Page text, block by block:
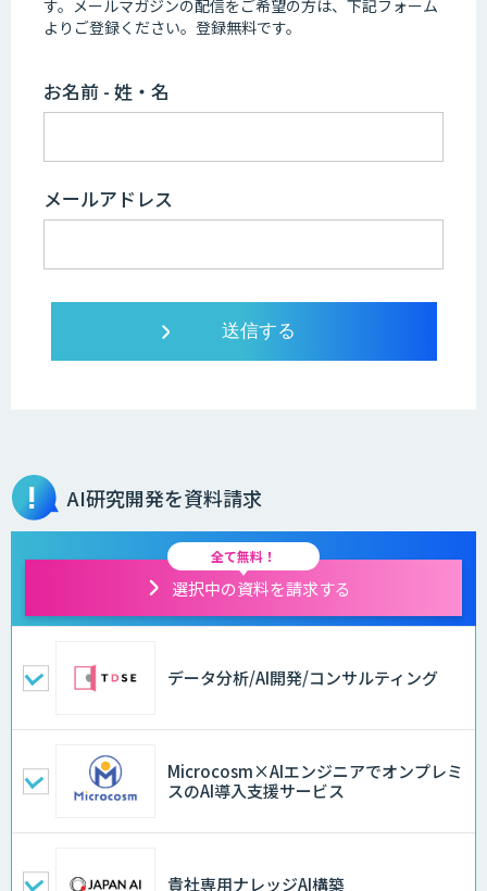
す。 メールマガジンの配信をご希望の方は、下記フォーム
よりご登録ください。登録無料です。
お名前 - 姓・名
メールアドレス
AI研究開発を資料請求
全て無料！
選択中の資料を請求する
データ分析/AI開発/コンサルティング
Microcosm×AIエンジニアでオンプレミ
スのAI導入支援サービス
貴社専用ナレッジAI構築